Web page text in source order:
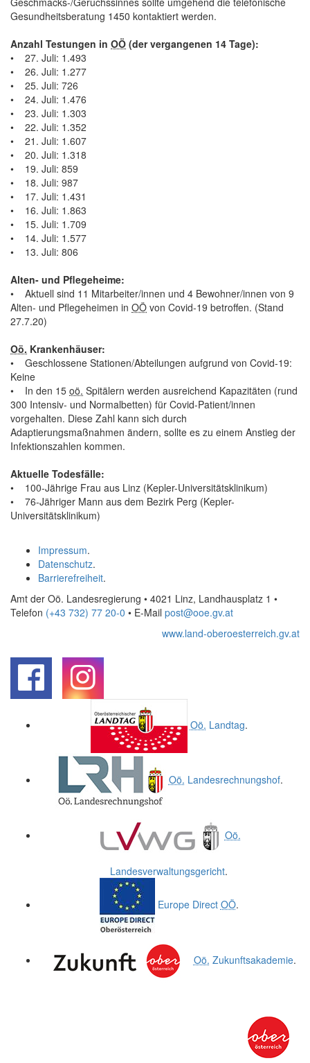
Gesundheitsberatung 1450 kontaktiert werden.
Anzahl Testungen in OÖ (der vergangenen 14 Tage):
• 27. Juli: 1.493
• 26. Juli: 1.277
• 25. Juli: 726
• 24. Juli: 1.476
• 23. Juli: 1.303
• 22. Juli: 1.352
• 21. Juli: 1.607
• 20. Juli: 1.318
• 19. Juli: 859
• 18. Juli: 987
• 17. Juli: 1.431
• 16. Juli: 1.863
• 15. Juli: 1.709
• 14. Juli: 1.577
• 13. Juli: 806
Alten- und Pflegeheime:
• Aktuell sind 11 Mitarbeiter/innen und 4 Bewohner/innen von 9
Alten- und Pflegeheimen in OÖ von Covid-19 betroffen. (Stand
27.7.20)
Oö. Krankenhäuser:
• Geschlossene Stationen/Abteilungen aufgrund von Covid-19:
Keine
• In den 15 oö. Spitälern werden ausreichend Kapazitäten (rund
300 Intensiv- und Normalbetten) für Covid-Patient/innen
vorgehalten. Diese Zahl kann sich durch
Adaptierungsmaßnahmen ändern, sollte es zu einem Anstieg der
Infektionszahlen kommen.
Aktuelle Todesfälle:
• 100-Jährige Frau aus Linz (Kepler-Universitätsklinikum)
• 76-Jähriger Mann aus dem Bezirk Perg (Kepler-
Universitätsklinikum)
Impressum.
Datenschutz.
Barrierefreiheit.
Amt der Oö. Landesregierung • 4021 Linz, Landhausplatz 1 •
Telefon (+43 732) 77 20-0 • E-Mail post@ooe.gv.at
www.land-oberoesterreich.gv.at
Oö. Landtag.
Oö. Landesrechnungshof.
Oö.
Landesverwaltungsgericht.
Europe Direct OÖ.
Oö. Zukunftsakademie.